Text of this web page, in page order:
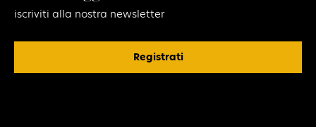
iscriviti alla nostra newsletter
Registrati